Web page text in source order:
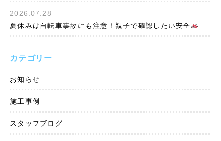
2026.07.28
夏休みは自転車事故にも注意！親子で確認したい安全
カテゴリー
お知らせ
施工事例
スタッフブログ